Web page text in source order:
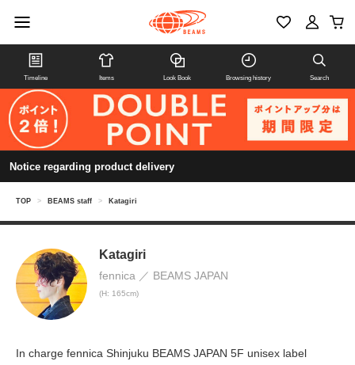
Timeline Items Look Book Browsing history Search
Notice regarding product delivery
TOP > BEAMS staff > Katagiri
Katagiri
fennica BEAMS JAPAN
(H: 165cm)
In charge fennica Shinjuku BEAMS JAPAN 5F unisex label